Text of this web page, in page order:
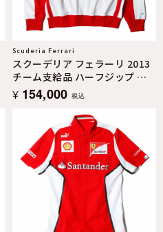
Scuderia Ferrari
スクーデリア フェラーリ 2013
チーム支給品 ハーフジップ セ
ーター
¥ 154,000 税込